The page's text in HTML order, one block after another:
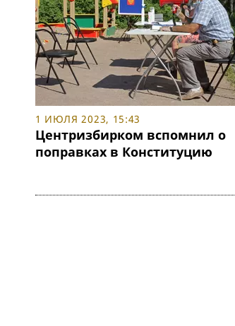
1 ИЮЛЯ 2023, 15:43
Центризбирком вспомнил о
поправках в Конституцию